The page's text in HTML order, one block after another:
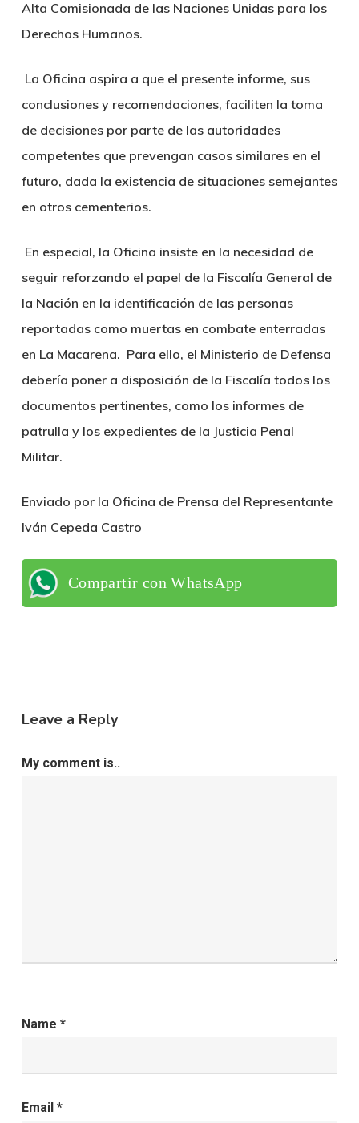
Alta Comisionada de las Naciones Unidas para los
Derechos Humanos.
La Oficina aspira a que el presente informe, sus
conclusiones y recomendaciones, faciliten la toma
de decisiones por parte de las autoridades
competentes que prevengan casos similares en el
futuro, dada la existencia de situaciones semejantes
en otros cementerios.
En especial, la Oficina insiste en la necesidad de
seguir reforzando el papel de la Fiscalía General de
la Nación en la identificación de las personas
reportadas como muertas en combate enterradas
en La Macarena. Para ello, el Ministerio de Defensa
debería poner a disposición de la Fiscalía todos los
documentos pertinentes, como los informes de
patrulla y los expedientes de la Justicia Penal
Militar.
Enviado por la Oficina de Prensa del Representante
Iván Cepeda Castro
Compartir con WhatsApp
Leave a Reply
My comment is..
Name *
Email *